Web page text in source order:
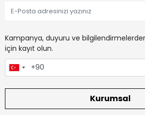
Kampanya, duyuru ve
için kayıt olun.
Kurumsal